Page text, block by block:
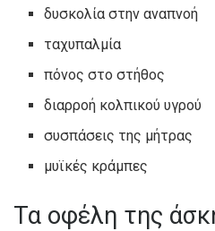
δυσκολία στην αναπνοή
ταχυπαλμία
πόνος στο στήθος
διαρροή κολπικού υγρού
συσπάσεις της μήτρας
μυϊκές κράμπες
Τα οφέλη της